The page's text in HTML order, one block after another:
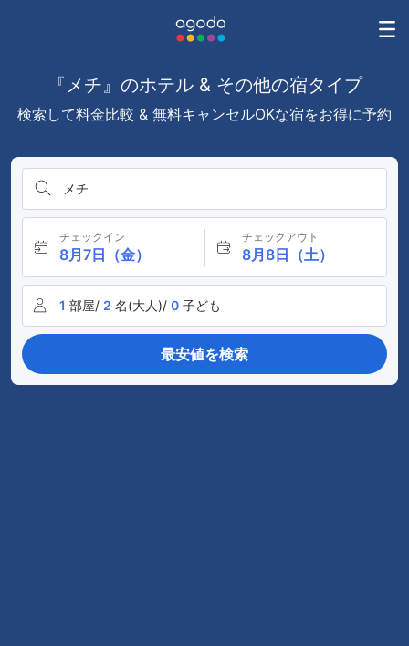
『メチ』のホテル & その他の宿タイプ
検索して料金比較 & 無料キャンセルOKな宿をお得に予約
メチ
チェックイン
8月7日（金）
チェックアウト
8月8日（土）
1 部屋/ 2 名(大人)/ 0 子ども
最安値を検索